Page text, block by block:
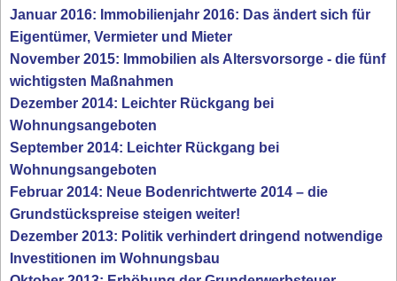
Januar 2016: Immobilienjahr 2016: Das ändert sich für
Eigentümer, Vermieter und Mieter
November 2015: Immobilien als Altersvorsorge - die fünf
wichtigsten Maßnahmen
Dezember 2014: Leichter Rückgang bei
Wohnungsangeboten
September 2014: Leichter Rückgang bei
Wohnungsangeboten
Februar 2014: Neue Bodenrichtwerte 2014 – die
Grundstückspreise steigen weiter!
Dezember 2013: Politik verhindert dringend notwendige
Investitionen im Wohnungsbau